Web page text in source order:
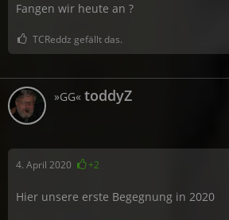
Fangen wir heute an ?
TCReddz gefällt das.
»GG« toddyZ
4. April 2020 +2
Hier unsere erste Begegnung in 2020